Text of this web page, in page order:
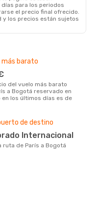
para los periodos
el precio final ofrecido.
y los precios están sujetos
más barato
a Bogotá reservado en
en los últimos días es de
de destino
Internacional
ruta de París a Bogotá